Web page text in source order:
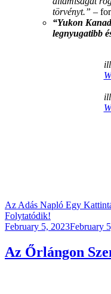
törvényt.” –
“Yukon
legnyugatibb
Az Adás Napló Egy
Folytatódik!
Posted
February 5, 2023February
Az Őrlángon